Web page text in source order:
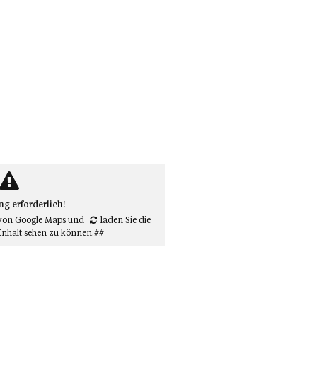
erforderlich!
Google Mapsund
laden Sie die
sehen zu können.##